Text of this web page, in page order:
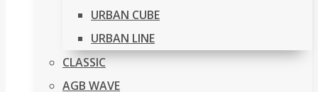
URBAN CUBE
URBAN LINE
CLASSIC
AGB WAVE